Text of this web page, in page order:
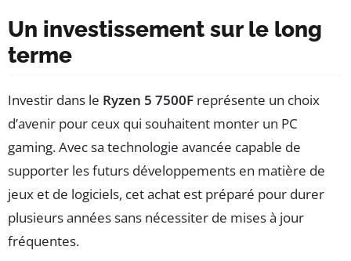
Un investissement sur le long
terme
Investir dans le Ryzen 5 7500F représente un choix
d’avenir pour ceux qui souhaitent monter un PC
gaming. Avec sa technologie avancée capable de
supporter les futurs développements en matière de
jeux et de logiciels, cet achat est préparé pour durer
plusieurs années sans nécessiter de mises à jour
fréquentes.